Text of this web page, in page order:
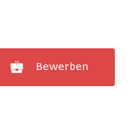
Bewerben